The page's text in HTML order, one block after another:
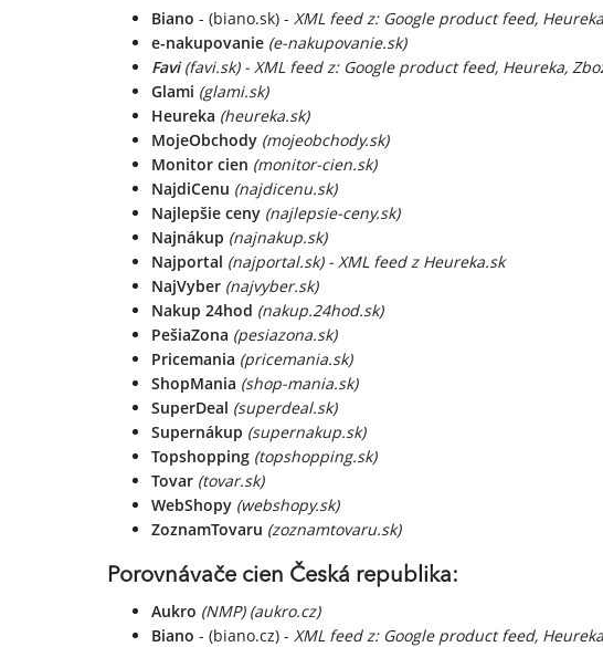
Biano - (biano.sk) - XML feed z: Google product feed, Heureka
e-nakupovanie (e-nakupovanie.sk)
Favi(favi.sk) - XML feed z: Google product feed, Heureka,
Glami (glami.sk)
Heureka (heureka.sk)
MojeObchody (mojeobchody.sk)
Monitor cien (monitor-cien.sk)
NajdiCenu (najdicenu.sk)
Najlepšie ceny (najlepsie-ceny.sk)
Najnákup (najnakup.sk)
Najportal (najportal.sk) - XML feed z Heureka.sk
NajVyber (najvyber.sk)
Nakup 24hod (nakup.24hod.sk)
PešiaZona (pesiazona.sk)
Pricemania (pricemania.sk)
ShopMania (shop-mania.sk)
SuperDeal (superdeal.sk)
Supernákup (supernakup.sk)
Topshopping (topshopping.sk)
Tovar (tovar.sk)
WebShopy (webshopy.sk)
ZoznamTovaru (zoznamtovaru.sk)
Porovnávače cien Česká republika:
Aukro (NMP) (aukro.cz)
Biano - (biano.cz) - XML feed z: Google product feed, Heureka